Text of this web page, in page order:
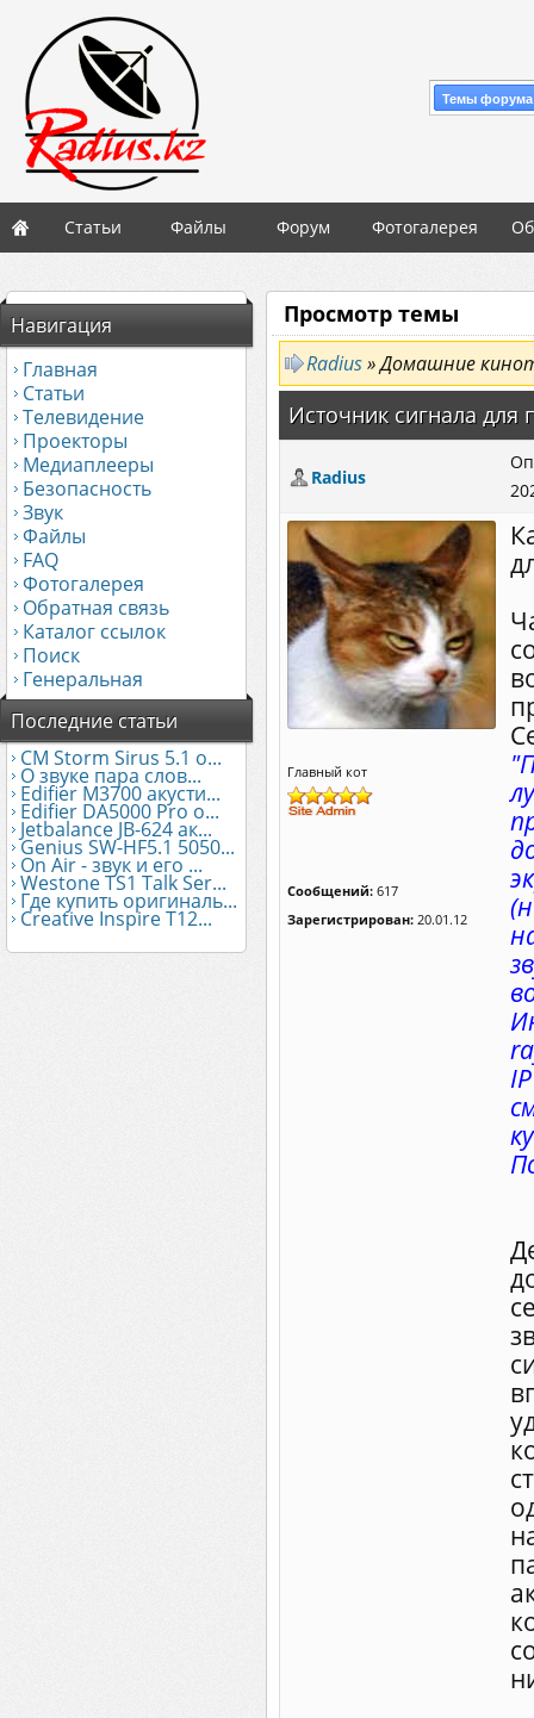
Темы
Статьи Файлы Форум Фотогалерея
Навигация
Главная
Статьи
Телевидение
Проекторы
Медиаплееры
Безопасность
Звук
Файлы
FAQ
Фотогалерея
Обратная связь
Каталог ссылок
Поиск
Генеральная
Последние статьи
CM Storm Sirus 5.1 о...
О звуке пара слов...
Edifier М3700 акусти...
Edifier DA5000 Pro о...
Jetbalance JB-624 ак...
Genius SW-HF5.1 5050...
On Air - звук и его ...
Westone TS1 Talk Ser...
Где купить оригиналь...
Creative Inspire T12...
Просмотр темы
Radius» Домашние
Источник сигнала для
Radius
Главный кот
Сообщений: 617
Зарегистрирован: 20.01.12